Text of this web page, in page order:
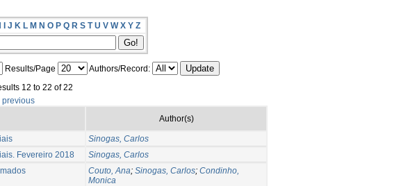
I J K L M N O P Q R S T U V W X Y Z
Results/Page
Authors/Record:
12 to 22 of 22
previous
Author(s)
Sinogas, Carlos
Fevereiro 2018
Sinogas, Carlos
Couto, Ana; Sinogas, Carlos; Condinho,
Monica